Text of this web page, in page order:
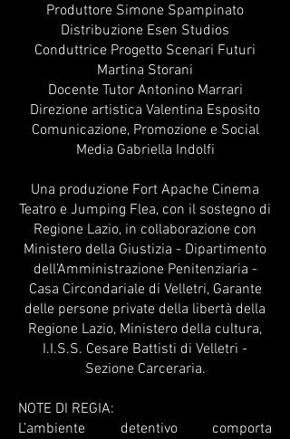
Produttore Simone Spampinato
Distribuzione Esen Studios
Conduttrice Progetto Scenari Futuri
Martina Storani
Docente Tutor Antonino Marrari
Direzione artistica Valentina Esposito
Comunicazione, Promozione e Social
Media Gabriella Indolfi
Una produzione Fort Apache Cinema
Teatro e Jumping Flea, con il sostegno di
Regione Lazio, in collaborazione con
Ministero della Giustizia - Dipartimento
dell’Amministrazione Penitenziaria -
Casa Circondariale di Velletri, Garante
delle persone private della libertà della
Regione Lazio, Ministero della cultura,
I.I.S.S. Cesare Battisti di Velletri -
Sezione Carceraria.
NOTE DI REGIA:
L’ambiente detentivo comporta